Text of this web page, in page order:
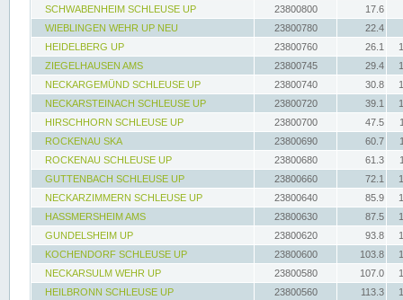
SCHWABENHEIM SCHLEUSE UP
23800800
17.6
WIEBLINGEN WEHR UP NEU
23800780
22.4
HEIDELBERG UP
23800760 26.1
ZIEGELHAUSEN AMS
23800745 29.4
NECKARGEMÜND SCHLEUSE UP
23800740 30.8
NECKARSTEINACH SCHLEUSE UP
23800720 39.1
HIRSCHHORN SCHLEUSE UP
23800700 47.5
ROCKENAU SKA
23800690 60.7
ROCKENAU SCHLEUSE UP
23800680 61.3
GUTTENBACH SCHLEUSE UP
23800660 72.1
NECKARZIMMERN SCHLEUSE UP
23800640 85.9
HASSMERSHEIM AMS
23800630 87.5
GUNDELSHEIM UP
23800620 93.8
KOCHENDORF SCHLEUSE UP
23800600 103.8
NECKARSULM WEHR UP
23800580 107.0
HEILBRONN SCHLEUSE UP
23800560 113.3